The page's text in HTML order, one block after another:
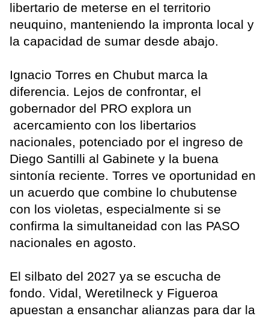
libertario de meterse en el territorio
neuquino, manteniendo la impronta local y
la capacidad de sumar desde abajo.
Ignacio Torres en Chubut marca la
diferencia. Lejos de confrontar, el
gobernador del PRO explora un
acercamiento con los libertarios
nacionales, potenciado por el ingreso de
Diego Santilli al Gabinete y la buena
sintonía reciente. Torres ve oportunidad en
un acuerdo que combine lo chubutense
con los violetas, especialmente si se
confirma la simultaneidad con las PASO
nacionales en agosto.
El silbato del 2027 ya se escucha de
fondo. Vidal, Weretilneck y Figueroa
apuestan a ensanchar alianzas para dar la